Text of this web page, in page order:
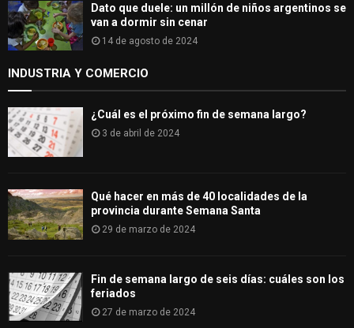
Dato que duele: un millón de niños argentinos se
van a dormir sin cenar
14 de agosto de 2024
INDUSTRIA Y COMERCIO
¿Cuál es el próximo fin de semana largo?
3 de abril de 2024
Qué hacer en más de 40 localidades de la
provincia durante Semana Santa
29 de marzo de 2024
Fin de semana largo de seis días: cuáles son los
feriados
27 de marzo de 2024